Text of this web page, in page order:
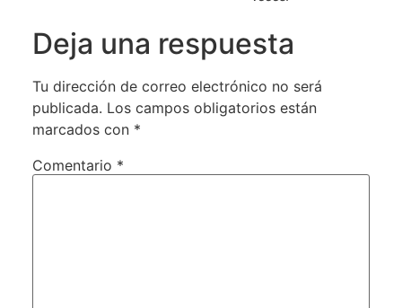
Deja una respuesta
Tu dirección de correo electrónico no será
publicada. Los campos obligatorios están
marcados con *
Comentario *